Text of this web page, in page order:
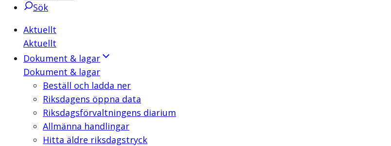
Sök
Aktuellt
Aktuellt
Dokument & lagar
Dokument & lagar
Beställ och ladda ner
Riksdagens öppna data
Riksdagsförvaltningens diarium
Allmänna handlingar
Hitta äldre riksdagstryck